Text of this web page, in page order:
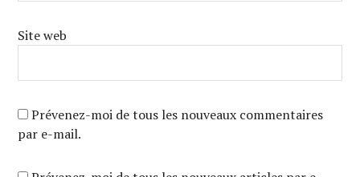
Site web
Prévenez-moi de tous les nouveaux commentaires
par e-mail.